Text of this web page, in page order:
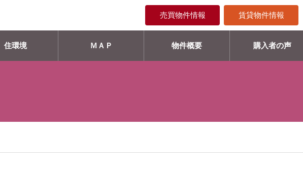
売買物件情報 賃貸物件情報
住環境 ＭＡＰ 物件概要 購入者の声